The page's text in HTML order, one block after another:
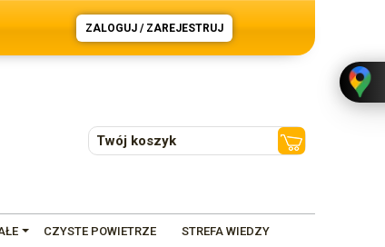
ZALOGUJ / ZAREJESTRUJ
Twój koszyk
CZYSTE POWIETRZE STREFA WIEDZY